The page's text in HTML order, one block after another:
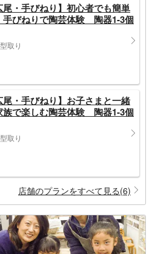
尾・手びねり】初心者でも簡単
手びねりで陶芸体験 陶器1‐3個
取り
尾・手びねり】お子さまと一緒
族で楽しむ陶芸体験 陶器1‐3個
取り
店舗のプランをすべて見る(6)